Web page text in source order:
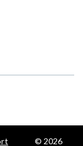
© 2026